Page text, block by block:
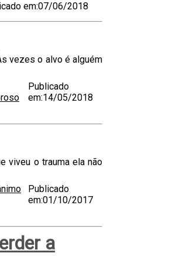
em:07/06/2018
vezes o alvo é alguém
Publicado
em:14/05/2018
viveu o trauma ela não
Publicado
em:01/10/2017
a